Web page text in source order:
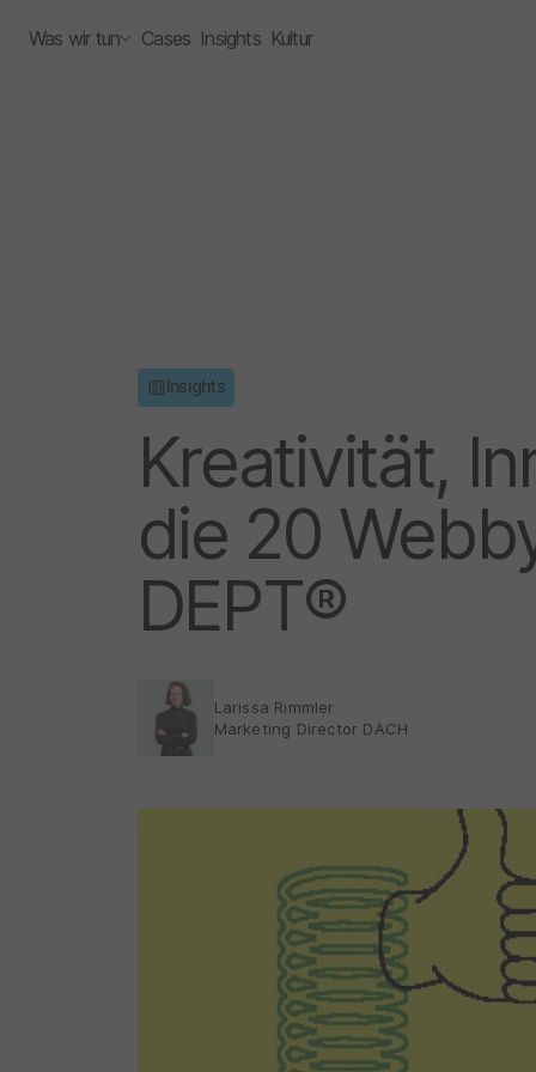
Was wir tun Cases Insights Kultur
Insights
Kreativität,
die 20
DEPT®
Larissa Rimmler
Marketing Director DACH